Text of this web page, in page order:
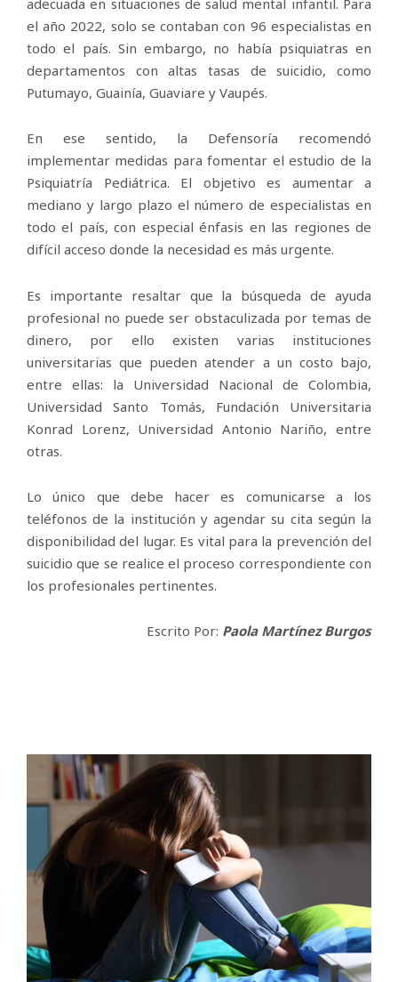
adecuada en situaciones de salud mental infantil. Para
el año 2022, solo se contaban con 96 especialistas en
todo el país. Sin embargo, no había psiquiatras en
departamentos con altas tasas de suicidio, como
Putumayo, Guainía, Guaviare y Vaupés.
En ese sentido, la Defensoría recomendó
implementar medidas para fomentar el estudio de la
Psiquiatría Pediátrica. El objetivo es aumentar a
mediano y largo plazo el número de especialistas en
todo el país, con especial énfasis en las regiones de
difícil acceso donde la necesidad es más urgente.
Es importante resaltar que la búsqueda de ayuda
profesional no puede ser obstaculizada por temas de
dinero, por ello existen varias instituciones
universitarias que pueden atender a un costo bajo,
entre ellas: la Universidad Nacional de Colombia,
Universidad Santo Tomás, Fundación Universitaria
Konrad Lorenz, Universidad Antonio Nariño, entre
otras.
Lo único que debe hacer es comunicarse a los
teléfonos de la institución y agendar su cita según la
disponibilidad del lugar. Es vital para la prevención del
suicidio que se realice el proceso correspondiente con
los profesionales pertinentes.
Escrito Por: Paola Martínez Burgos